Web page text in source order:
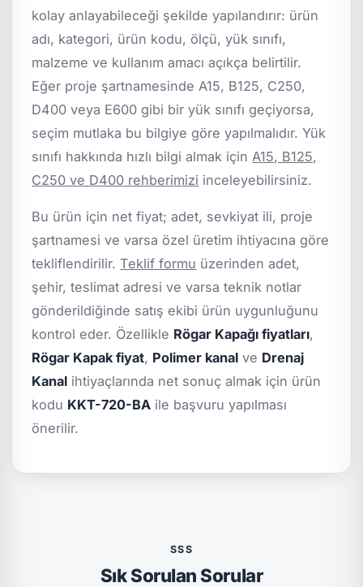
kolay anlayabileceği şekilde yapılandırır: ürün
adı, kategori, ürün kodu, ölçü, yük sınıfı,
malzeme ve kullanım amacı açıkça belirtilir.
Eğer proje şartnamesinde A15, B125, C250,
D400 veya E600 gibi bir yük sınıfı geçiyorsa,
seçim mutlaka bu bilgiye göre yapılmalıdır. Yük
sınıfı hakkında hızlı bilgi almak için A15, B125,
C250 ve D400 rehberimizi inceleyebilirsiniz.
Bu ürün için net fiyat; adet, sevkiyat ili, proje
şartnamesi ve varsa özel üretim ihtiyacına göre
tekliflendirilir.Teklif formu üzerinden adet,
şehir, teslimat adresi ve varsa teknik notlar
gönderildiğinde satış ekibi ürün uygunluğunu
kontrol eder. Özellikle Rögar Kapağı fiyatları,
Rögar Kapak fiyat, Polimer kanal ve Drenaj
Kanal ihtiyaçlarında net sonuç almak için ürün
kodu KKT-720-BA ile başvuru yapılması
önerilir.
SSS
Sık Sorulan Sorular